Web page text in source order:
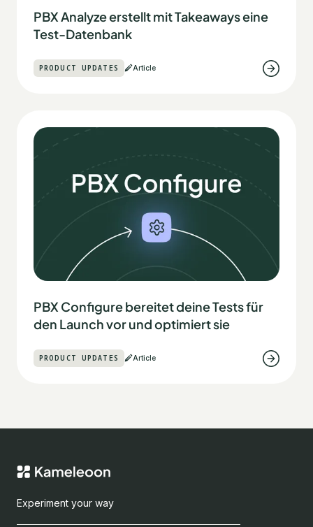
PBX Analyze erstellt mit Takeaways eine
Test-Datenbank
PRODUCT UPDATES Article
PBX Configure bereitet deine Tests für
den Launch vor und optimiert sie
PRODUCT UPDATES Article
Experiment your way